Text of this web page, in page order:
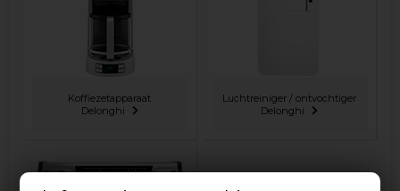
Koffiezetapparaat
Delonghi
Luchtreiniger / ontvochtiger
Delonghi